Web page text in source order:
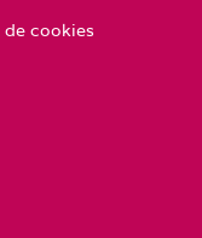
de cookies